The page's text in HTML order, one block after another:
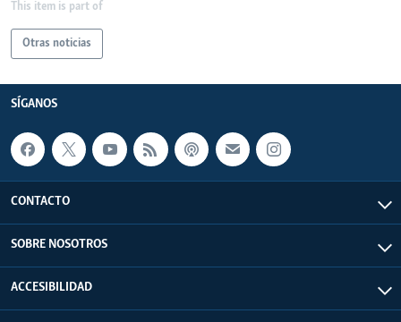
This item is part of
Otras noticias
SÍGANOS
CONTACTO
SOBRE NOSOTROS
ACCESIBILIDAD